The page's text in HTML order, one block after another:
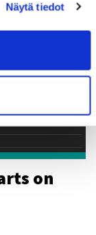
Näytä tiedot
on